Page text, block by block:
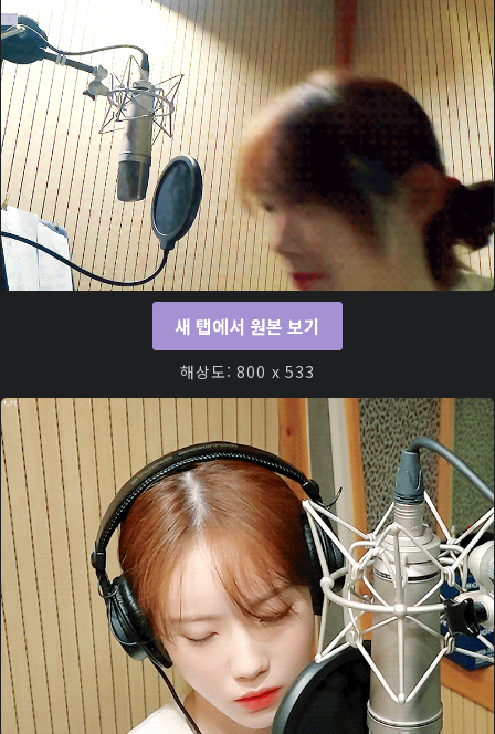
새 탭에서 원본 보기
해상도: 800 x 533